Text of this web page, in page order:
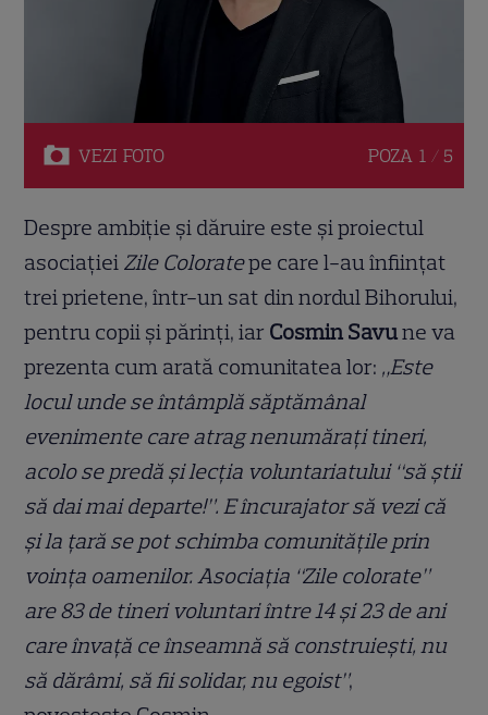
VEZI FOTO POZA 1 / 5
Despre ambiție și dăruire este și proiectul
asociației Zile Coloratepe care l-au înființat
trei prietene, într-un sat din nordul Bihorului,
pentru copii și părinți, iar Cosmin Savune va
prezenta cum arată comunitatea lor: „Este
locul unde se întâmplă săptămânal
evenimente care atrag nenumărați tineri,
acolo se predă și lecția voluntariatului “să știi
să dai mai departe!”. E încurajator să vezi că
și la țară se pot schimba comunitățile prin
voința oamenilor. Asociația “Zile colorate”
are 83 de tineri voluntari între 14 și 23 de ani
care învață ce înseamnă să construiești, nu
să dărâmi, să fii solidar, nu egoist”,